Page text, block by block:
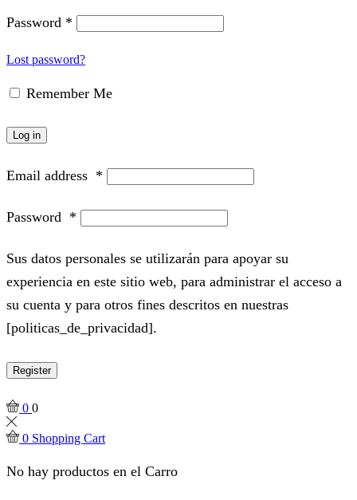
Password *
Lost password?
Remember Me
Log in
Email address *
Password *
Sus datos personales se utilizarán para apoyar su
experiencia en este sitio web, para administrar el acceso a
su cuenta y para otros fines descritos en nuestras
[politicas_de_privacidad].
Register
0 0
0 Shopping Cart
No hay productos en el Carro